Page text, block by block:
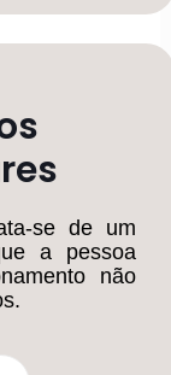
se de um
a pessoa
não